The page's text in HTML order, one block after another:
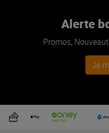
Alerte
Promos,
Je